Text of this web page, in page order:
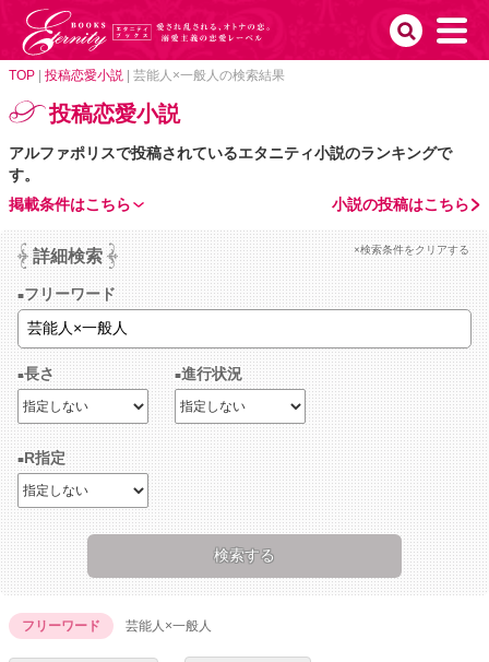
TOP 投稿恋愛小説 芸能人×一般人の検索結果
投稿恋愛小説
アルファポリスで投稿されているエタニティ小説のランキングで
す。
小説の投稿はこちら
掲載条件はこちら
詳細検索 ×検索条件をクリアする
フリーワード
長さ 進行状況
R指定
フリーワード 芸能人×一般人